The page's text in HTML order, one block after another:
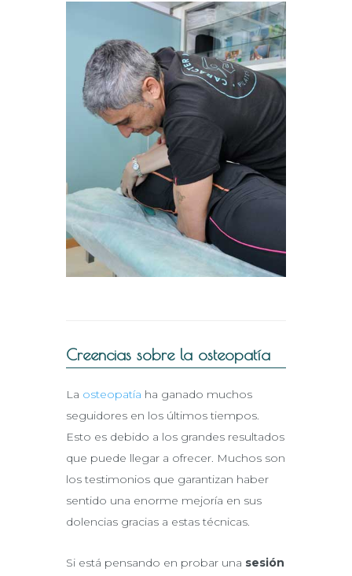
Creencias sobre la osteopatía
La osteopatía ha ganado muchos
seguidores en los últimos tiempos.
Esto es debido a los grandes resultados
que puede llegar a ofrecer. Muchos son
los testimonios que garantizan haber
sentido una enorme mejoría en sus
dolencias gracias a estas técnicas.
Si está pensando en probar una sesión